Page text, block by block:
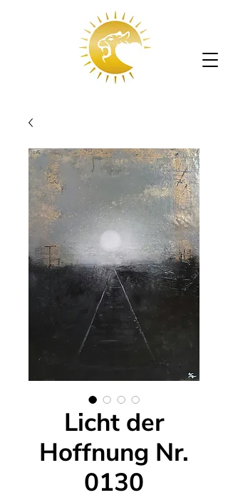
Licht der
Hoffnung Nr.
0130